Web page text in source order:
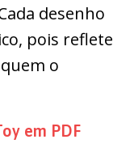
desenho
pois reflete
o
em PDF